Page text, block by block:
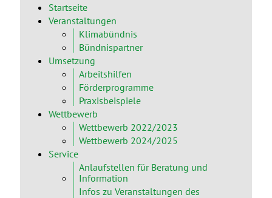
Startseite
Veranstaltungen
Klimabündnis
Bündnispartner
Umsetzung
Arbeitshilfen
Förderprogramme
Praxisbeispiele
Wettbewerb
Wettbewerb 2022/2023
Wettbewerb 2024/2025
Service
Anlaufstellen für Beratung und
Information
Infos zu Veranstaltungen des